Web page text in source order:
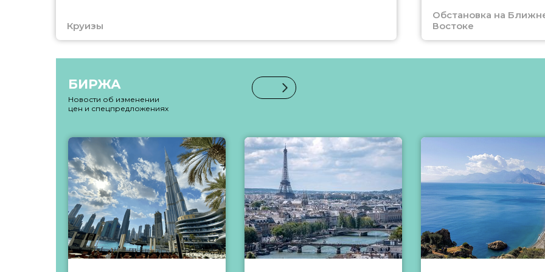
Круизы
Обстановка на
Востоке
БИРЖА
Новости об изменении
цен и спецпредложениях